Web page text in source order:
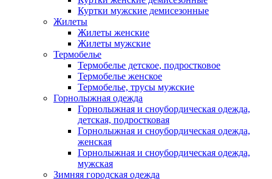
Куртки мужские демисезонные
Жилеты
Жилеты женские
Жилеты мужские
Термобелье
Термобелье детское, подростковое
Термобелье женское
Термобелье, трусы мужские
Горнолыжная одежда
Горнолыжная и сноубордическая одежда,
детская, подростковая
Горнолыжная и сноубордическая одежда,
женская
Горнолыжная и сноубордическая одежда,
мужская
Зимняя городская одежда